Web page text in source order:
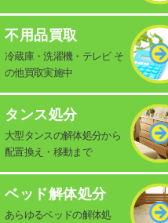
不用品買取
冷蔵庫・洗濯機・テレビ そ
の他買取実施中
タンス処分
大型タンスの解体処分から
配置換え・移動まで
ベッド解体処分
あらゆるベッドの解体処